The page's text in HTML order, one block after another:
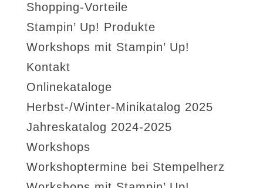
Shopping-Vorteile
Stampin’ Up! Produkte
Workshops mit Stampin’ Up!
Kontakt
Onlinekataloge
Herbst-/Winter-Minikatalog 2025
Jahreskatalog 2024-2025
Workshops
Workshoptermine bei Stempelherz